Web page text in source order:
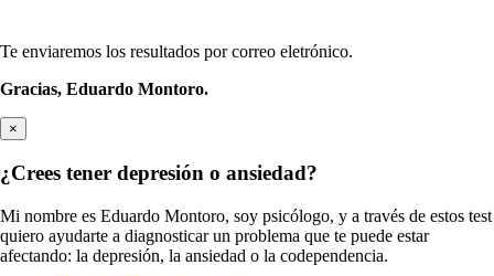
Te enviaremos los resultados por correo eletrónico.
Gracias, Eduardo Montoro.
×
¿Crees tener depresión o ansiedad?
Mi nombre es Eduardo Montoro, soy psicólogo, y a través de estos test
quiero ayudarte a diagnosticar un problema que te puede estar
afectando: la depresión, la ansiedad o la codependencia.